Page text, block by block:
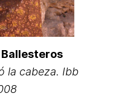
la cabeza. Ibb